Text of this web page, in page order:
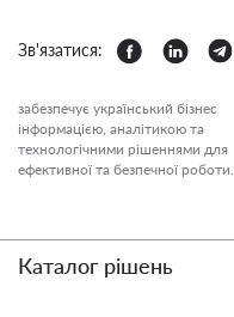
Зв'язатися:
забезпечує український бізнес
інформацією, аналітикою та
технологічними рішеннями для
ефективної та безпечної роботи.
Каталог рішень